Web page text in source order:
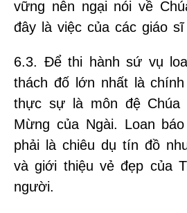
vững nên ngại nói về
đây là việc của các giáo
6.3. Để thi hành sứ vụ
thách đố lớn nhất là
thực sự là môn đệ Chúa
Mừng của Ngài. Loan
phải là chiêu dụ tín đồ
và giới thiệu vẻ đẹp của
người.